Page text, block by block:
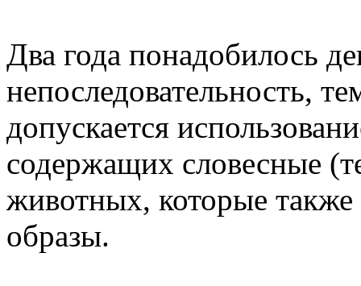
Два года понадобилось
непоследовательность,
допускается
содержащих словесные
животных, которые также
образы.